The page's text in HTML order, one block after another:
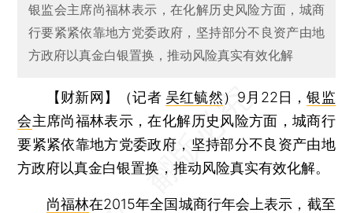
银监会主席尚福林表示，在化解历史风险方面，城商
行要紧紧依靠地方党委政府，坚持部分不良资产由地
方政府以真金白银置换，推动风险真实有效化解
【财新网】（记者 吴红毓然） 9月22日，银监
会主席尚福林表示，在化解历史风险方面，城商行
要紧紧依靠地方党委政府，坚持部分不良资产由地
方政府以真金白银置换，推动风险真实有效化解。
尚福林在2015年全国城商行年会上表示，截至